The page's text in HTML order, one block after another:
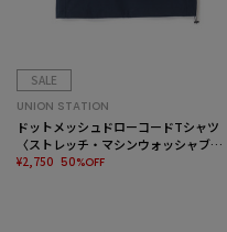
SALE
UNION STATION
ドットメッシュドローコードTシャツ
〈ストレッチ・マシンウォッシャブ
ル・軽量・接触冷感・通気性〉
¥2,750 50%OFF